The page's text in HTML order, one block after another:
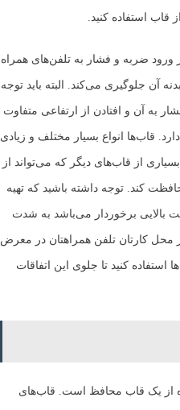
قاب استفاده کنید.
ضربه و فشار به تلفن‌های همراه
جلوگیری می‌کند. البته باید توجه
به آن و افتادن از ارتفاعی متفاوت
قاب‌ها انواع بسیار مختلف و زیادی
از قاب‌های دیگر که می‌تواند از
کند. توجه داشته باشید که تهیه
بالایی برخوردار می‌باشد به شدت
محل کارتان تلفن همراهتان در معرض
کنید تا جلوی این اتفاقات
از یک قاب محافظ است. قاب‌های